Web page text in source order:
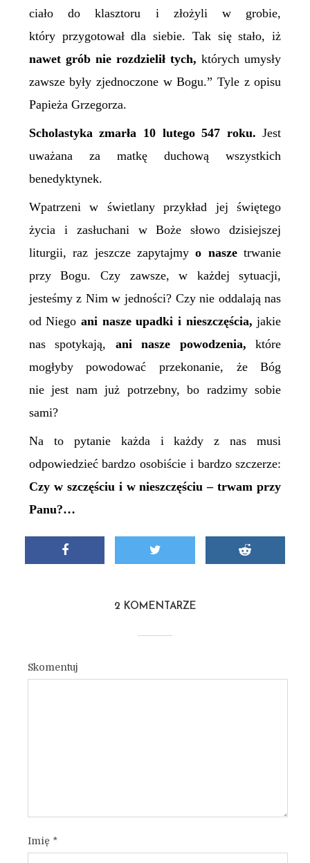
ciało do klasztoru i złożyli w grobie,
który przygotował dla siebie. Tak się stało, iż
nawet grób nie rozdzielił tych, których umysły
zawsze były zjednoczone w Bogu.” Tyle z opisu
Papieża Grzegorza.
Scholastykazmarła 10 lutego 547 roku. Jest
uważana za matkę duchową wszystkich
benedyktynek.
Wpatrzeni w świetlany przykład jej świętego
życia i zasłuchani w Boże słowo dzisiejszej
liturgii, raz jeszcze zapytajmyo naszetrwanie
przy Bogu. Czy zawsze, w każdej sytuacji,
jesteśmy z Nim w jedności? Czy nie oddalają nas
od Niegoani nasze upadki i nieszczęścia, jakie
nas spotykają, ani nasze powodzenia,które
mogłyby powodować przekonanie, że Bóg
nie jest nam już potrzebny, bo radzimy sobie
sami?
Na to pytanie każda i każdy z nas musi
odpowiedzieć bardzo osobiście i bardzo szczerze:
Czy w szczęściu i w nieszczęściu – trwam przy
Panu?…
2 KOMENTARZE
Skomentuj
Imię *